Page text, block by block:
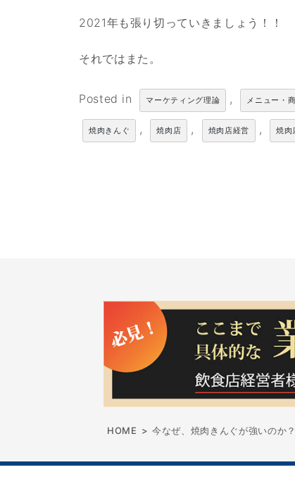
2021年も張り切っていきましょう！！
それではまた。
Posted in マーケティング理論 , メニュー・
焼肉きんぐ , 焼肉店 , 焼肉店経営 , 焼肉
HOME > 今なぜ、焼肉きんぐが強いのか？